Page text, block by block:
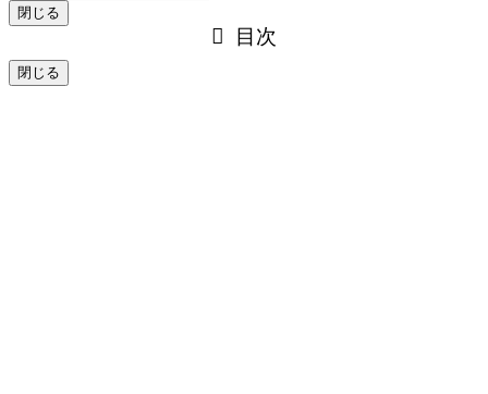
閉じる
目次
閉じる